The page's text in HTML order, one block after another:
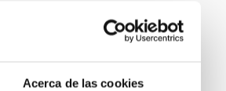
Acerca de las cookies